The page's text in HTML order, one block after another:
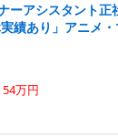
ーアシスタント正
績あり」アニメ
万円